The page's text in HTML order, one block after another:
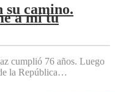
su camino.
a mí tu
cumplió 76 años. Luego
la República…